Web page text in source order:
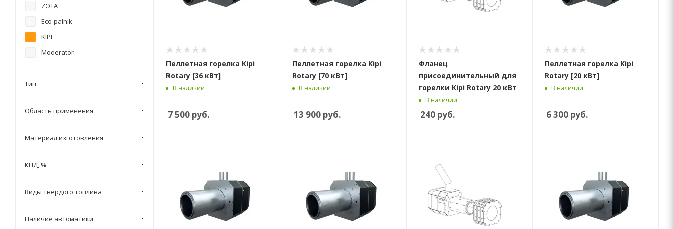
Пеллетная горелка Kipi
Rotary [36 кВт]
В наличии
7 500 руб.
Пеллетная горелка Kipi
Rotary [70 кВт]
В наличии
13 900руб.
Фланец
присоединительный для
горелки Kipi Rotary 20 кВт
В наличии
240руб.
Пеллетная горелка Kipi
Rotary [20 кВт]
В наличии
6 300 руб.
ZOTA
Eco-palnik
KIPI
Moderator
Тип
Область применения
Материал изготовления
КПД, %
Виды твердого топлива
Наличие автоматики